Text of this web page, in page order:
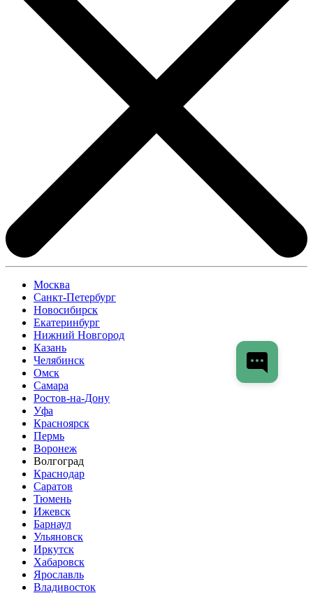
Москва
Санкт-Петербург
Новосибирск
Екатеринбург
Нижний Новгород
Казань
Челябинск
Омск
Самара
Ростов-на-Дону
Уфа
Красноярск
Пермь
Воронеж
Волгоград
Краснодар
Саратов
Тюмень
Ижевск
Барнаул
Ульяновск
Иркутск
Хабаровск
Ярославль
Владивосток